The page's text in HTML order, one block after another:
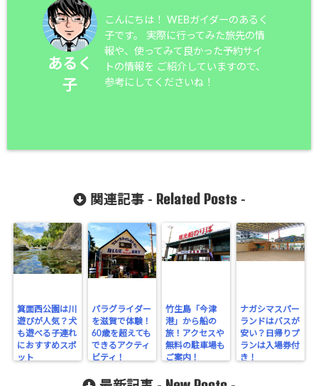
あるく
子
こんにちは！ WEBガイダーのあるく
子です。 実際に行ってみた旅先の情
報や、使ってみて良かった予約サイ
トの情報を ご紹介していますので、
参考にしてくださいね！
関連記事 - Related Posts-
箕面西公園は川
遊びが人気？犬
も遊べる子連れ
におすすめスポ
ット
パラグライダー
を滋賀で体験！
60歳を超えても
できるアクティ
ビティ！
竹生島「今津
港」から船の
旅！アクセスや
無料の駐車場も
ご案内！
ナガシマスパー
ランドはバスが
安い？日帰りプ
ランは入場券付
き！